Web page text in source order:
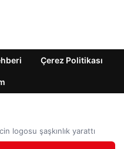
Çerez Politikası
logosu şaşkınlık yarattı